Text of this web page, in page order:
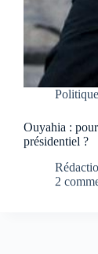
Politique
Ouyahia :
présidentiel ?
2